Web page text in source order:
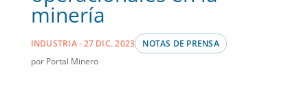
minería
INDUSTRIA · 27 DIC. 2023 NOTAS DE PRENSA
por Portal Minero